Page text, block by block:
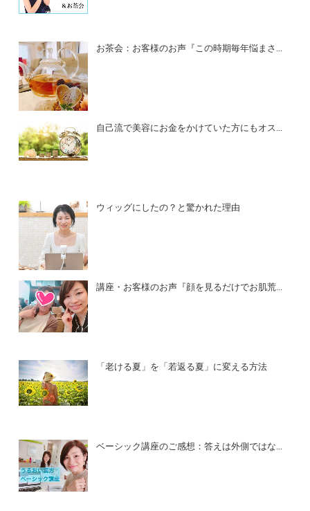
お茶会：お客様のお声『この時期毎年悩まさ...
自己流で美容にお金をかけていた方にもオス...
ウィッグにしたの？と驚かれた理由
講座・お客様のお声『顔を見るだけでお肌荒...
「老ける夏」を「若返る夏」に変える方法
ベーシック講座のご感想：答えは外側ではな...